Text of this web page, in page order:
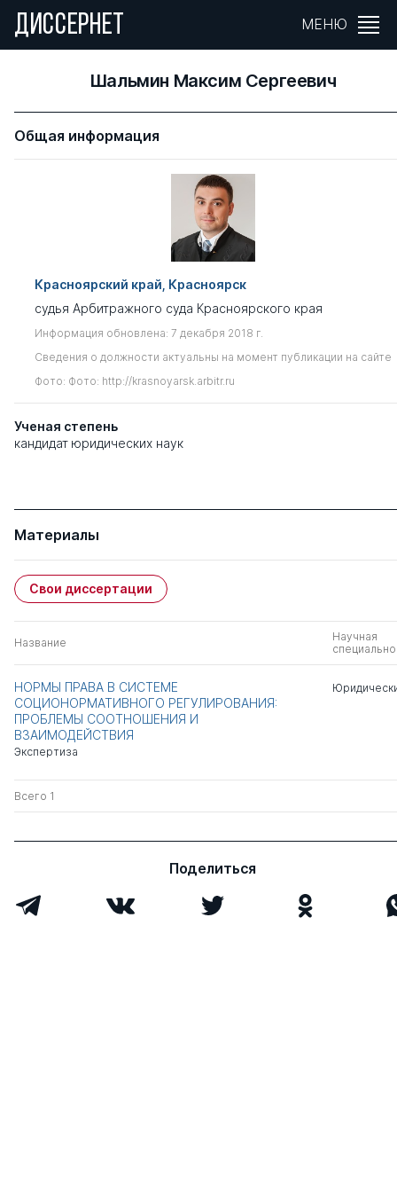
ДИССЕРНЕТ МЕНЮ
Шальмин Максим Сергеевич
Общая информация
Красноярский край, Красноярск
судья Арбитражного суда Красноярского края
Информация обновлена: 7 декабря 2018 г.
Сведения о должности актуальны на момент публикации на сайте
Фото: Фото: http://krasnoyarsk.arbitr.ru
Ученая степень
кандидат юридических наук
Материалы
Свои диссертации
Название
Научная
НОРМЫ ПРАВА В СИСТЕМЕ
СОЦИОНОРМАТИВНОГО РЕГУЛИРОВАНИЯ:
ПРОБЛЕМЫ СООТНОШЕНИЯ И
ВЗАИМОДЕЙСТВИЯ
Экспертиза
Всего 1
Поделиться